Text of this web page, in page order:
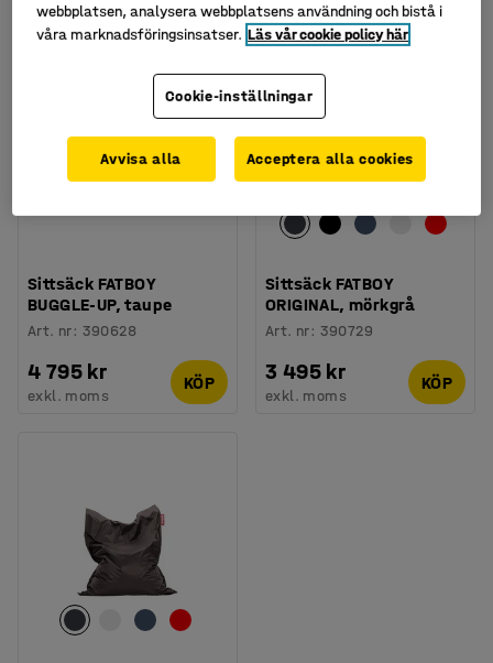
3 produkter
Sittsäck FATBOY
BUGGLE-UP, taupe
Art. nr: 390628
4 795 kr
exkl. moms
KÖP
Sittsäck FATBOY
ORIGINAL, mörkgrå
Art. nr: 390729
3 495 kr
exkl. moms
KÖP
webbplatsen, analysera webbplatsens användning och bistå i
våra marknadsföringsinsatser. Läs vår cookie policy här
Cookie-inställningar
Avvisa alla Acceptera alla cookies